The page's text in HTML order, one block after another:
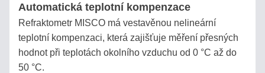
Automatická teplotní kompenzace
Refraktometr MISCO má vestavěnou nelineární
teplotní kompenzaci, která zajišťuje měření přesných
hodnot při teplotách okolního vzduchu od 0 °C až do
50 °C.
VÝTĚŽEK
ALKOHOLU
OVOCE